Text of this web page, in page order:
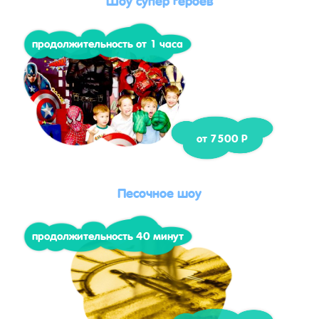
продолжительность от 1 часа
от 7500 Р
Песочное шоу
продолжительность 40 минут